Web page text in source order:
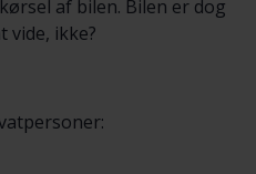
af bilen. Bilen er dog
vide, ikke?